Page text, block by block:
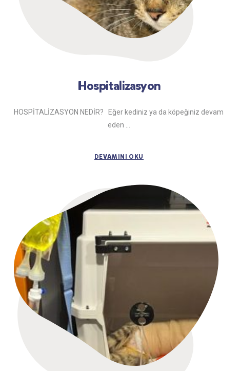
Hospitalizasyon
HOSPİTALİZASYON NEDİR? Eğer kediniz ya da köpeğiniz devam
eden ...
DEVAMINI OKU